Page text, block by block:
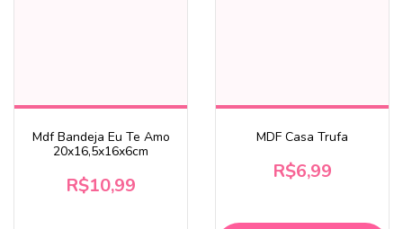
Mdf Bandeja Eu Te Amo
20x16,5x16x6cm
R$10,99
MDF Casa Trufa
R$6,99